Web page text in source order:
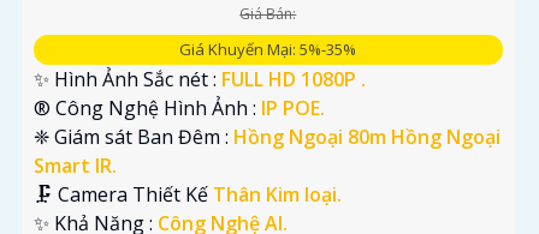
Giá Bán:
Giá Khuyến Mại: 5%-35%
✨ Hình Ảnh Sắc nét : FULL HD 1080P .
®️ Công Nghệ Hình Ảnh : IP POE.
❈ Giám sát Ban Đêm : Hồng Ngoại 80m Hồng Ngoại
Smart IR.
🗜️ Camera Thiết Kế Thân Kim loại.
️✨ Khả Năng : Công Nghệ AI.